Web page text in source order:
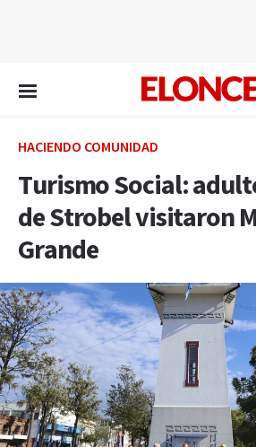
HACIENDO COMUNIDAD
Turismo Social:
de Strobel visitaron
Grande